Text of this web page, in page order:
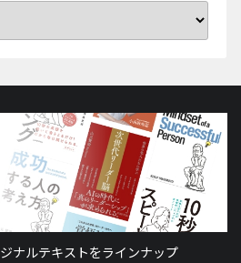
ナルテキストをラインナップ